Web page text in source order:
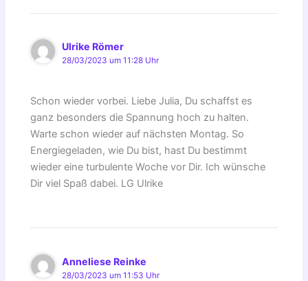
Ulrike Römer
28/03/2023 um 11:28 Uhr
Schon wieder vorbei. Liebe Julia, Du schaffst es
ganz besonders die Spannung hoch zu halten.
Warte schon wieder auf nächsten Montag. So
Energiegeladen, wie Du bist, hast Du bestimmt
wieder eine turbulente Woche vor Dir. Ich wünsche
Dir viel Spaß dabei. LG Ulrike
Anneliese Reinke
28/03/2023 um 11:53 Uhr